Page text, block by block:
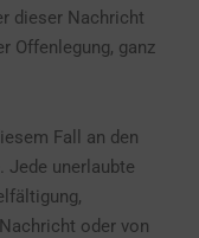
dieser Nachricht
Offenlegung, ganz
Fall an den
Jede unerlaubte
oder von